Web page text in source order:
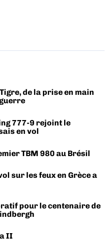
de la prise en main
777-9 rejoint le
en vol
TBM 980 au Brésil
sur les feux en Grèce a
pour le centenaire de
II